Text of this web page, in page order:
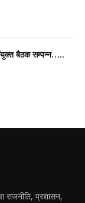
बैठक सम्पन्न…..
राजनीति, प्रशासन,